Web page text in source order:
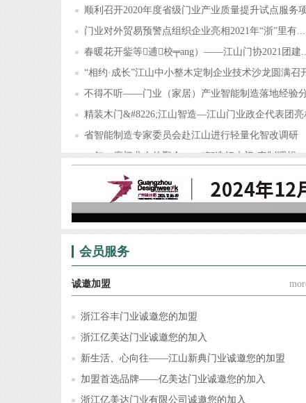
顺利召开2020年度省级门业产业质量提升试点服务项
门业对外贸易预警点组织企业亮相2021年“浙”里有...
春暖花开鈭等逋校╤ang）——江山门协2021团建...
“相约·成长”江山中小整木定制企业技术沙龙圆满召
不得不听——门业（家居）产业智能制造落地经验
精装木门&#8226;江山智造—江山门业政企代表团亮
省智能制造专家委员会赴江山进行轻量化智改调研
一年一度门业人的聚会——“智造好木门·定制理想...
锦庭装饰×江山门协，为门业（家居）企业提供门、
会员服务
诚邀加盟
浙江谷丰门业诚邀您的加盟
浙江亿美达门业诚邀您的加入
新生活、心向往——江山新典门业诚邀您的加盟
加盟首选品牌——亿美达门业诚邀您的加入
浙江亿美达门业有限公司诚邀您的加入